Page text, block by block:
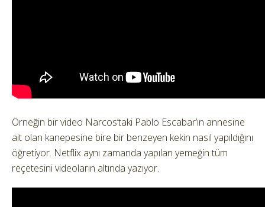
Örneğin bir video Narcos’taki Pablo Escabar’ın annesine
ait olan kanepesine bire bir benzeyen kekin nasıl yapıldığını
öğretiyor. Netflix aynı zamanda yapılan yemeğin tüm
reçetesini videoların altında yazıyor.